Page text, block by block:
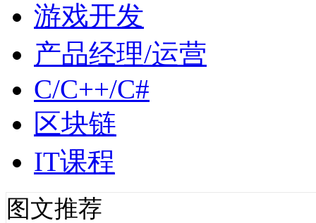
游戏开发
产品经理/运营
C/C++/C#
区块链
IT课程
图文推荐